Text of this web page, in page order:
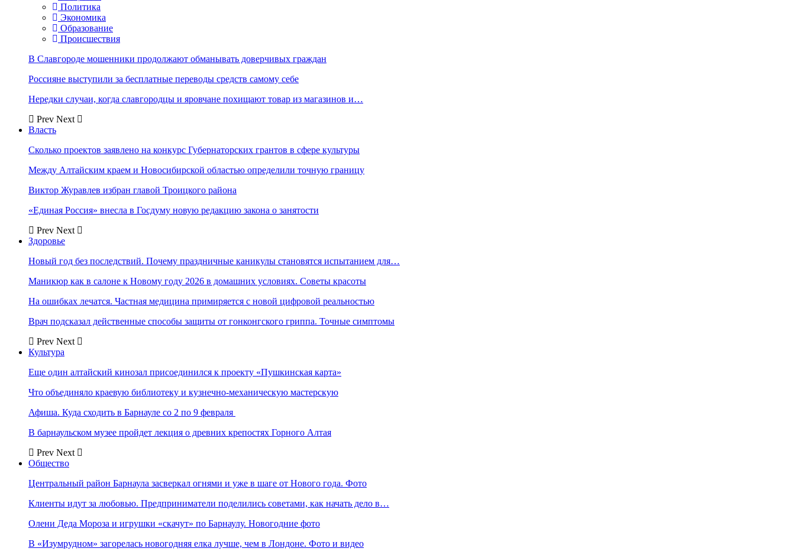
Политика
Экономика
Образование
Происшествия
В Славгороде мошенники продолжают обманывать доверчивых граждан
Россияне выступили за бесплатные переводы средств самому себе
Нередки случаи, когда славгородцы и яровчане похищают товар из магазинов и…
Prev Next
Власть
Сколько проектов заявлено на конкурс Губернаторских грантов в сфере культуры
Между Алтайским краем и Новосибирской областью определили точную границу
Виктор Журавлев избран главой Троицкого района
«Единая Россия» внесла в Госдуму новую редакцию закона о занятости
Prev Next
Здоровье
Новый год без последствий. Почему праздничные каникулы становятся испытанием для…
Маникюр как в салоне к Новому году 2026 в домашних условиях. Советы красоты
На ошибках лечатся. Частная медицина примиряется с новой цифровой реальностью
Врач подсказал действенные способы защиты от гонконгского гриппа. Точные симптомы
Prev Next
Культура
Еще один алтайский кинозал присоединился к проекту «Пушкинская карта»
Что объединяло краевую библиотеку и кузнечно-механическую мастерскую
Афиша. Куда сходить в Барнауле со 2 по 9 февраля
В барнаульском музее пройдет лекция о древних крепостях Горного Алтая
Prev Next
Общество
Центральный район Барнаула засверкал огнями и уже в шаге от Нового года. Фото
Клиенты идут за любовью. Предприниматели поделились советами, как начать дело в…
Олени Деда Мороза и игрушки «скачут» по Барнаулу. Новогодние фото
В «Изумрудном» загорелась новогодняя елка лучше, чем в Лондоне. Фото и видео